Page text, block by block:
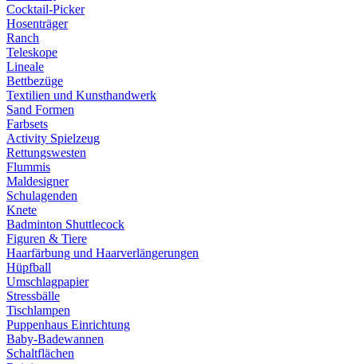
Cocktail-Picker
Hosenträger
Ranch
Teleskope
Lineale
Bettbezüge
Textilien und Kunsthandwerk
Sand Formen
Farbsets
Activity Spielzeug
Rettungswesten
Flummis
Maldesigner
Schulagenden
Knete
Badminton Shuttlecock
Figuren & Tiere
Haarfärbung und Haarverlängerungen
Hüpfball
Umschlagpapier
Stressbälle
Tischlampen
Puppenhaus Einrichtung
Baby-Badewannen
Schaltflächen